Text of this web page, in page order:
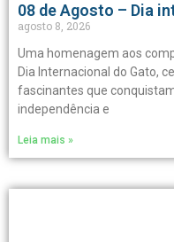
08 de Agosto – Dia
agosto 8, 2026
Uma homenagem aos
Dia Internacional do Gato,
fascinantes que
independência e
Leia mais »